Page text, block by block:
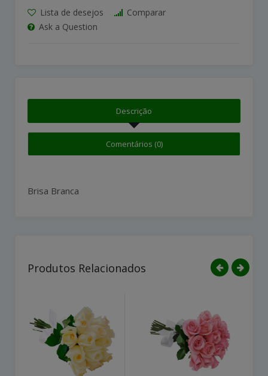
Lista de desejos
Comparar
Ask a Question
Descrição
Comentários (0)
Brisa Branca
Produtos Relacionados